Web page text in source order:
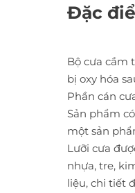
Đặc
Bộ cưa cầm
bị oxy hóa
Phần cán
Sản phẩm
một sản
Lưỡi cưa
nhựa, tre,
liệu, chi tiết